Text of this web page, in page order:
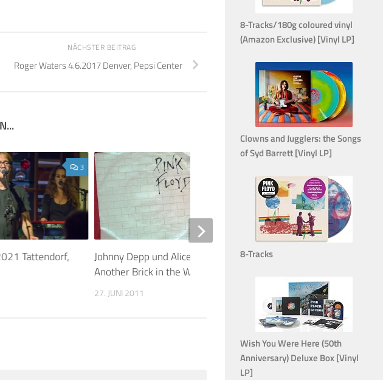
NÄCHSTER BEITRAG
Roger Waters 4.6.2017 Denver, Pepsi Center
3
Tattendorf,
Johnny Depp und Alice Cooper spielen
Another Brick in the Wall
27. JUNI 2011 19. MÄRZ 2015
8-Tracks/180g coloured vinyl
(Amazon Exclusive) [Vinyl LP]
Clowns and Jugglers: the Songs
of Syd Barrett [Vinyl LP]
8-Tracks
Wish You Were Here (50th
Anniversary) Deluxe Box [Vinyl
LP]